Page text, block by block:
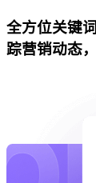
全方位关键
踪营销动态